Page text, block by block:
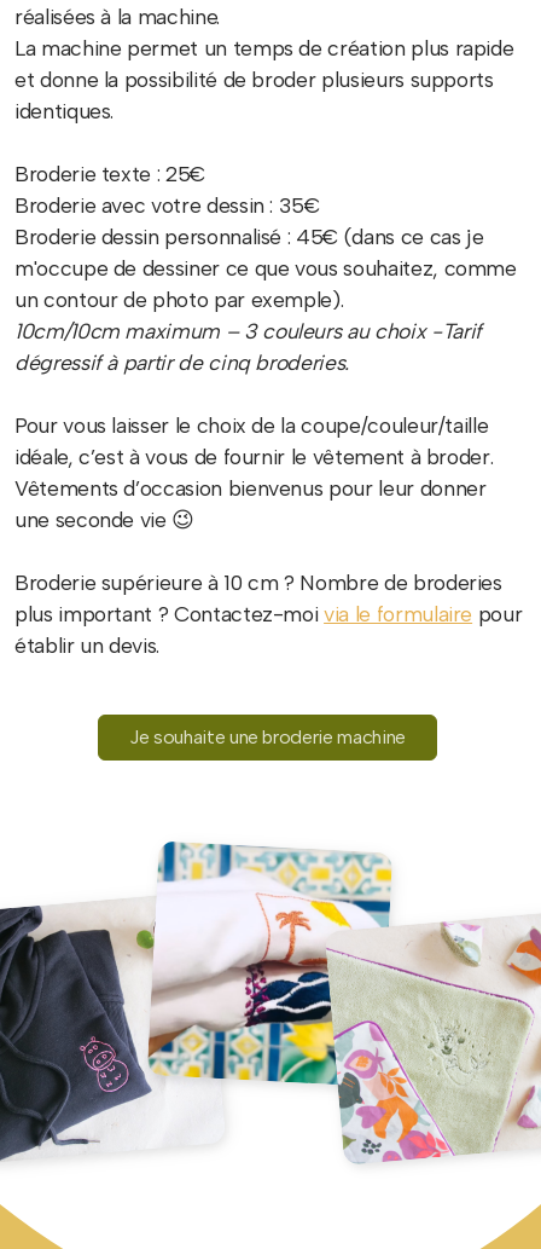
réalisées à la machine.
La machine permet un temps de création plus rapide
et donne la possibilité de broder plusieurs supports
identiques.
Broderie texte : 25€
Broderie avec votre dessin : 35€
Broderie dessin personnalisé : 45€ (dans ce cas je
m'occupe de dessiner ce que vous souhaitez, comme
un contour de photo par exemple).
10cm/10cm maximum – 3 couleurs au choix -Tarif
dégressif à partir de cinq broderies.
Pour vous laisser le choix de la coupe/couleur/taille
idéale, c’est à vous de fournir le vêtement à broder.
Vêtements d’occasion bienvenus pour leur donner
une seconde vie 😉
Broderie supérieure à 10 cm ? Nombre de broderies
plus important ? Contactez-moivia le formulaire pour
établir un devis.
Je souhaite une broderie machine